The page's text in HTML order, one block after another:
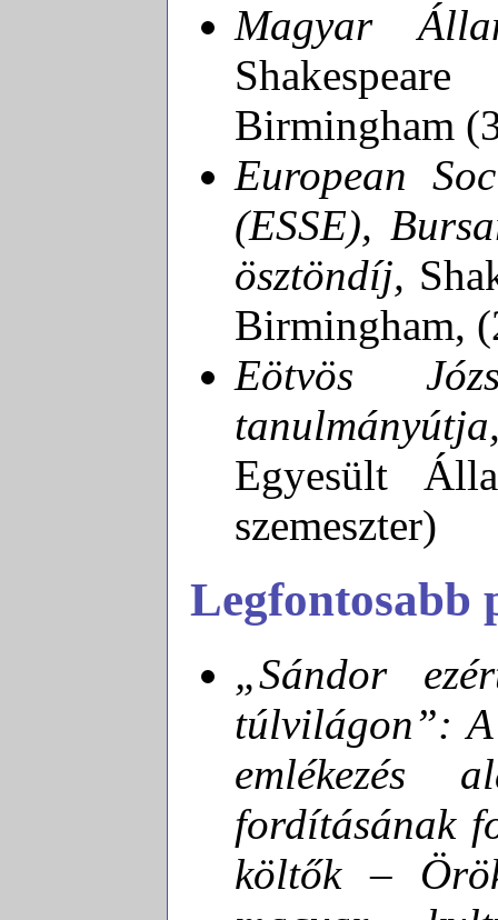
Magyar
Birmingham
European
(ESSE),
ösztöndíj,
Birmingham,
Eötvös
Egyesült
szemeszter)
Legfontosabb
„Sándor
túlvilágon”:
emlékezés
fordításának
költők –